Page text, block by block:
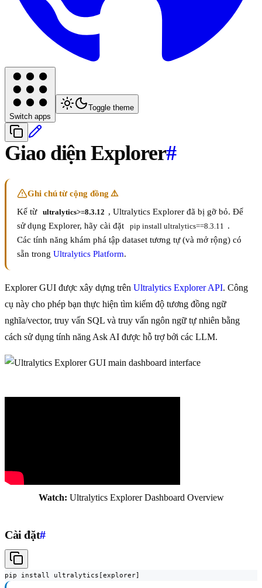
Switch apps
Toggle theme
Giao diện Explorer#
Ghi chú từ cộng đồng ⚠️
Kể từ
ultralytics>=8.3.12 , Ultralytics Explorer đã bị gỡ bỏ. Để
sử dụng Explorer, hãy cài đặt
pip install ultralytics==8.3.11 .
Các tính năng khám phá tập dataset tương tự (và mở rộng) có
sẵn trong Ultralytics Platform.
Explorer GUI được xây dựng trên Ultralytics Explorer API. Công
cụ này cho phép bạn thực hiện tìm kiếm độ tương đồng ngữ
nghĩa/vector, truy vấn SQL và truy vấn ngôn ngữ tự nhiên bằng
cách sử dụng tính năng Ask AI được hỗ trợ bởi các LLM.
Watch: Ultralytics Explorer Dashboard Overview
Cài đặt#
pip install ultralytics[explorer]